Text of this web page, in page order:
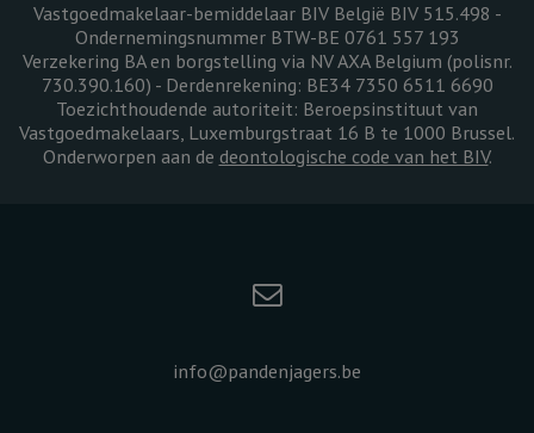
Vastgoedmakelaar-bemiddelaar BIV België BIV 515.498 -
Ondernemingsnummer BTW-BE 0761 557 193
Verzekering BA en borgstelling via NV AXA Belgium (polisnr.
730.390.160) - Derdenrekening: BE34 7350 6511 6690
Toezichthoudende autoriteit: Beroepsinstituut van
Vastgoedmakelaars, Luxemburgstraat 16 B te 1000 Brussel.
Onderworpen aan de deontologische code van het BIV.
info@pandenjagers.be